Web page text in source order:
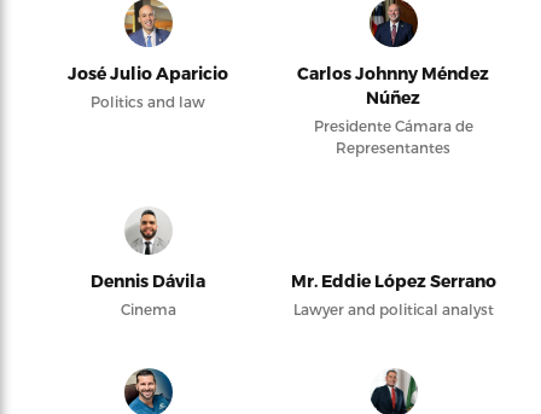
José Julio Aparicio
Politics and law
Carlos Johnny Méndez
Núñez
Presidente Cámara de
Representantes
Dennis Dávila
Cinema
Mr. Eddie López Serrano
Lawyer and political analyst